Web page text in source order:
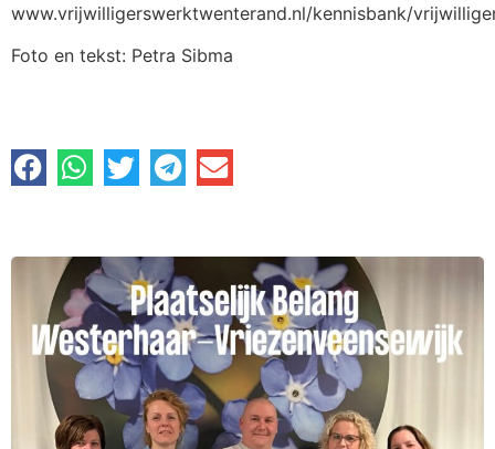
www.vrijwilligerswerktwenterand.nl/kennisbank/
Foto en tekst: Petra Sibma